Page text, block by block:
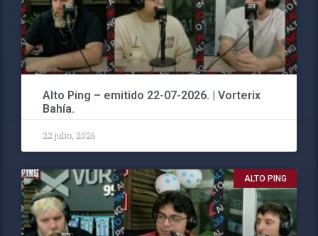
Alto Ping – emitido 22-07-2026. | Vorterix
Bahía.
22 julio, 2026
ALTO PING